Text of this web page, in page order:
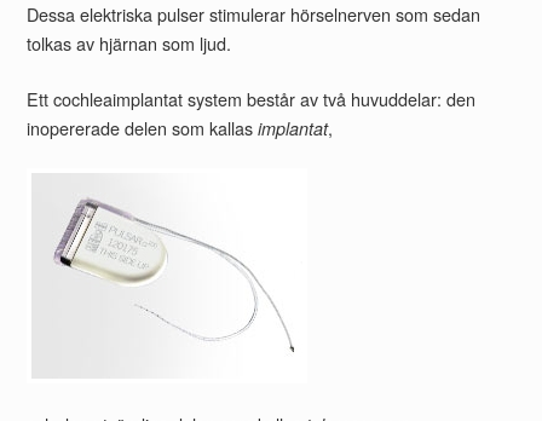
Dessa elektriska pulser stimulerar hörselnerven som sedan
tolkas av hjärnan som ljud.
Ett cochleaimplantat system består av två huvuddelar: den
inopererade delen som kallas implantat,